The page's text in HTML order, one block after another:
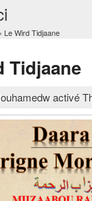
Le Wird Tidjaane
Tidjaane
activé